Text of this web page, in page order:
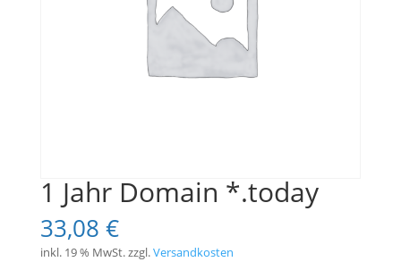
1 Jahr Domain *.today
33,08 €
inkl. 19 % MwSt.zzgl.Versandkosten